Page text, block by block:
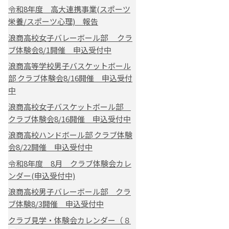
令和8年度 高大連携事業(スポーツ
栄養/スポーツ心理) 報告
浪商高校女子バレーボール部 クラ
ブ体験会8/1開催 申込受付中
浪商高等学校男子バスケットボール
部 クラブ体験会8/16開催 申込受付
中
浪商高校女子バスケットボール部
クラブ体験会8/16開催 申込受付中
浪商高校ハンドボール部 クラブ体験
会8/22開催 申込受付中
令和8年度 8月 クラブ体験会カレ
ンダー(申込受付中)
浪商高校男子バレーボール部 クラ
ブ体験8/3開催 申込受付中
クラブ見学・体験会カレンダー（８